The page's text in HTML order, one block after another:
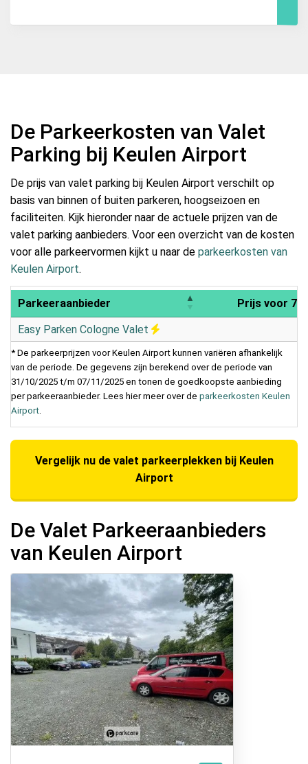
De Parkeerkosten van Valet
Parking bij Keulen Airport
De prijs van valet parking bij Keulen Airport verschilt op
basis van binnen of buiten parkeren, hoogseizoen en
faciliteiten. Kijk hieronder naar de actuele prijzen van de
valet parking aanbieders. Voor een overzicht van de kosten
voor alle parkeervormen kijkt u naar de parkeerkosten van
Keulen Airport.
Parkeeraanbieder
Prijs voor 7
Easy Parken Cologne Valet
* De parkeerprijzen voor Keulen Airport kunnen variëren afhankelijk
van de periode. De gegevens zijn berekend over de periode van
31/10/2025 t/m 07/11/2025 en tonen de goedkoopste aanbieding
per parkeeraanbieder. Lees hier meer over de parkeerkosten Keulen
Airport.
Vergelijk nu de valet parkeerplekken bij Keulen
Airport
De Valet Parkeeraanbieders
van Keulen Airport